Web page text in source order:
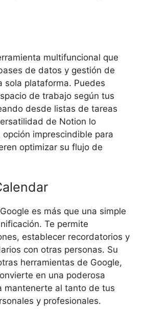
multifuncional que
de datos y gestión de
sola plataforma. Puedes
de trabajo según tus
desde listas de tareas
de Notion lo
imprescindible para
optimizar su flujo de
es más que una simple
Te permite
establecer recordatorios y
con otras personas. Su
herramientas de Google,
en una poderosa
mantenerte al tanto de tus
y profesionales.